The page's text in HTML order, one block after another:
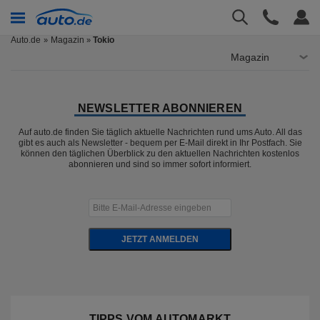
Auto.de Magazin » Tokio
Magazin
NEWSLETTER ABONNIEREN
Auf auto.de finden Sie täglich aktuelle Nachrichten rund ums Auto. All das
gibt es auch als Newsletter - bequem per E-Mail direkt in Ihr Postfach. Sie
können den täglichen Überblick zu den aktuellen Nachrichten kostenlos
abonnieren und sind so immer sofort informiert.
JETZT ANMELDEN